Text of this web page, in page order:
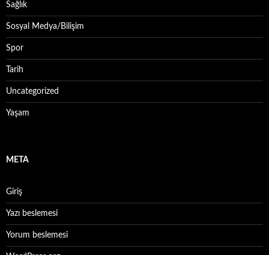
Sağlık
Sosyal Medya/Bilişim
Spor
Tarih
Uncategorized
Yaşam
META
Giriş
Yazı beslemesi
Yorum beslemesi